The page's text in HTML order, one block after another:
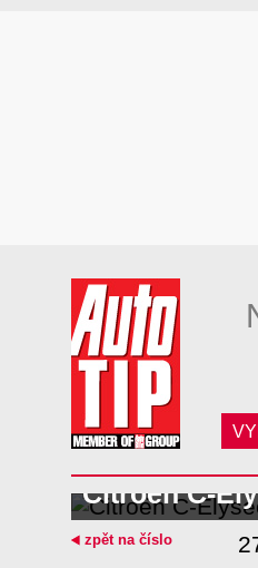
Citroën C-
zpět na číslo